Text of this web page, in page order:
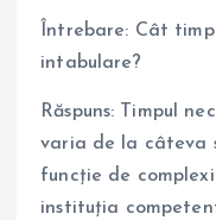
Întrebare: Cât
intabulare?
Răspuns: Timpul
varia de la câteva
funcție de
instituția